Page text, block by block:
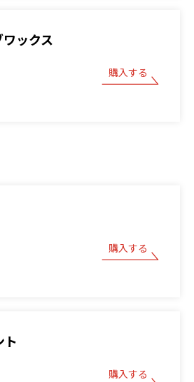
ックス
購入する
購入する
ト
購入する